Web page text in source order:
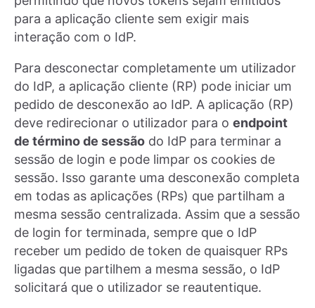
para a aplicação cliente sem exigir mais
interação com o IdP.
Para desconectar completamente um utilizador
do IdP, a aplicação cliente (RP) pode iniciar um
pedido de desconexão ao IdP. A aplicação (RP)
deve redirecionar o utilizador para o endpoint
de término de sessão do IdP para terminar a
sessão de login e pode limpar os cookies de
sessão. Isso garante uma desconexão completa
em todas as aplicações (RPs) que partilham a
mesma sessão centralizada. Assim que a sessão
de login for terminada, sempre que o IdP
receber um pedido de token de quaisquer RPs
ligadas que partilhem a mesma sessão, o IdP
solicitará que o utilizador se reautentique.